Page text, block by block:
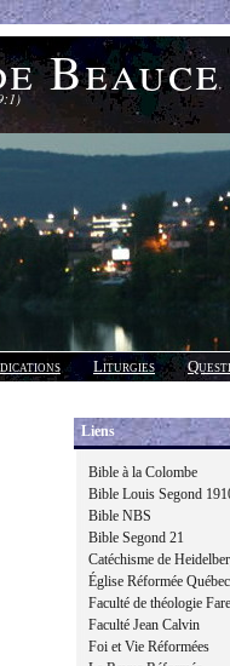
Beauce
Liturgies
Liens
Bible à la Colombe
Bible Louis Segond
Bible NBS
Bible Segond 21
Catéchisme de
Église Réformée Québec
Faculté de théologie
Faculté Jean Calvin
Foi et Vie Réformées